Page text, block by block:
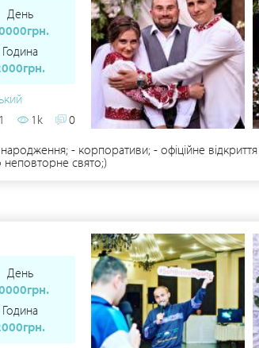
День
Година
1 1k
0
- корпоративи; - офіційне
неповторне свято;)
День
Година